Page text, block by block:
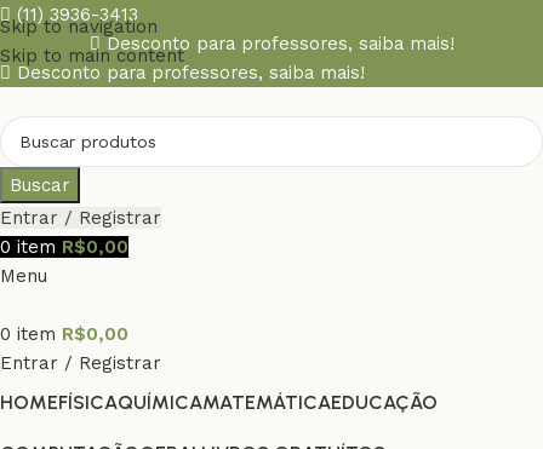
Skip to navigation
Skip to main content
(11) 3936-3413
Desconto para professores, saiba mais!
Desconto para professores, saiba mais!
Buscar
Entrar / Registrar
0 item R$0,00
Menu
0 item R$0,00
Entrar / Registrar
HOMEFÍSICAQUÍMICAMATEMÁTICAEDUCAÇÃO